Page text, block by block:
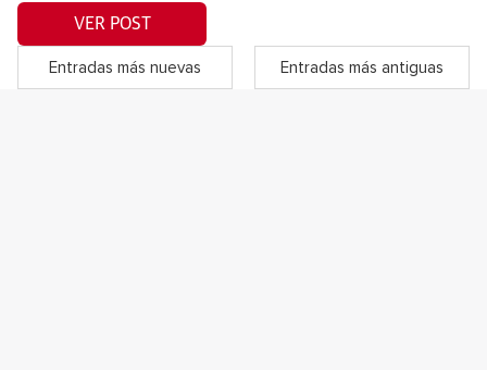
VER POST
Entradas más nuevas Entradas más antiguas